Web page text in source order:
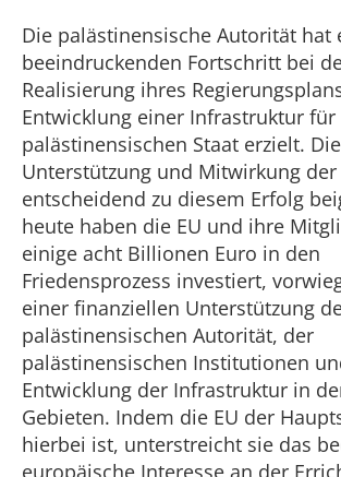
Die palästinensische Autorität hat
beeindruckenden Fortschritt bei
Realisierung ihres
Entwicklung einer Infrastruktur für
palästinensischen Staat erzielt. Die
Unterstützung und Mitwirkung der
entscheidend zu diesem Erfolg
heute haben die EU und ihre
einige acht Billionen Euro in den
Friedensprozess investiert,
einer finanziellen Unterstützung
palästinensischen Autorität, der
palästinensischen Institutionen
Entwicklung der Infrastruktur in
Gebieten. Indem die EU der
hierbei ist, unterstreicht sie das
europäische Interesse an der